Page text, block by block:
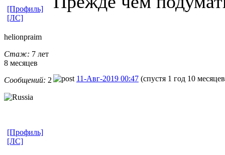
[Профиль]
[ЛС]
helionpraim
Стаж: 7 лет
8 месяцев
Сообщений: 2 11-Авг-2019 00:47 (спустя 1 год 10
[Профиль]
[ЛС]